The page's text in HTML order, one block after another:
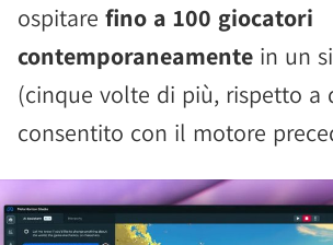
ospitare fino a 100 giocatori
contemporaneamente in un
(cinque volte di più, rispetto a
consentito con il motore